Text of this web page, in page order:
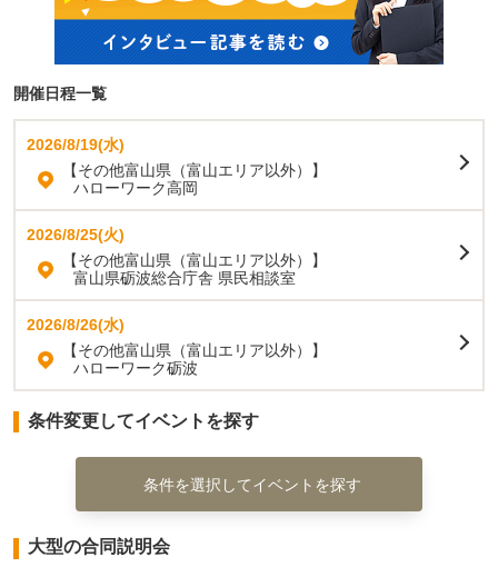
開催日程一覧
2026/8/19(水)
【その他富山県（富山エリア以外）】
ハローワーク高岡
2026/8/25(火)
【その他富山県（富山エリア以外）】
富山県砺波総合庁舎 県民相談室
2026/8/26(水)
【その他富山県（富山エリア以外）】
ハローワーク砺波
条件変更してイベントを探す
条件を選択してイベントを探す
大型の合同説明会